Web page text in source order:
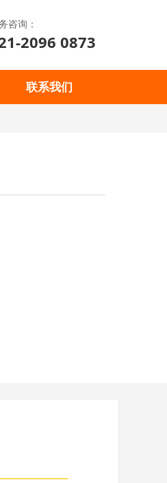
联系我们
咨询：
2096 0873